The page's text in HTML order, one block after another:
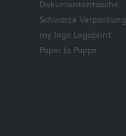
Dokumententasche
Schwarze Verpackung
my logo Logoprint
Paper la Pappe